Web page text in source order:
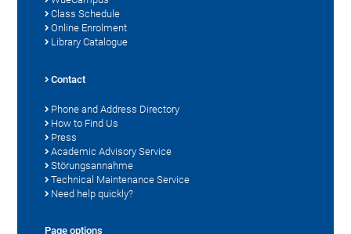
Class Schedule
Online Enrolment
Library Catalogue
Contact
Phone and Address Directory
How to Find Us
Press
Academic Advisory Service
Störungsannahme
Technical Maintenance Service
Need help quickly?
Page options